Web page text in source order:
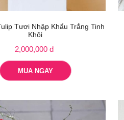
Tươi Nhập Khẩu Trắng Tinh
Khôi
2,000,000 đ
MUA NGAY